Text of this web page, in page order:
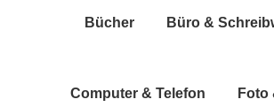
Bücher Büro &
Com­pu­ter & Telefon Foto